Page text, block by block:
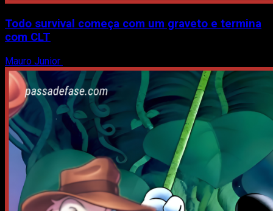
Todo survival começa com um graveto e termina
com CLT
Mauro Junior